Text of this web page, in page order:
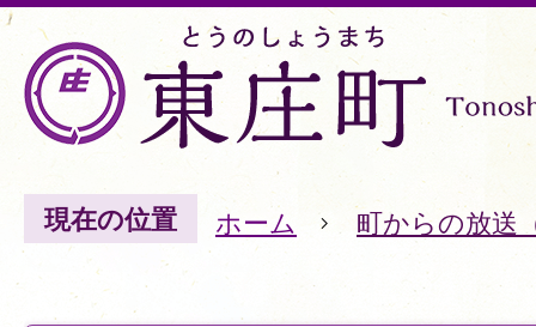
現在の位置 ホーム 町からの放送